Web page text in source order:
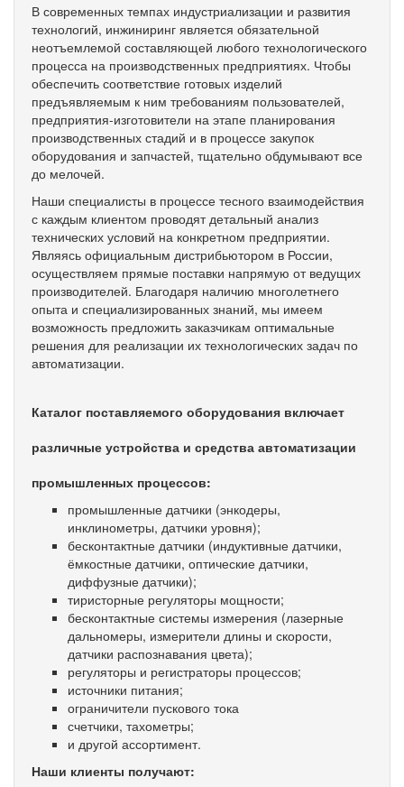
В современных темпах индустриализации и развития
технологий, инжиниринг является обязательной
неотъемлемой составляющей любого технологического
процесса на производственных предприятиях. Чтобы
обеспечить соответствие готовых изделий
предъявляемым к ним требованиям пользователей,
предприятия-изготовители на этапе планирования
производственных стадий и в процессе закупок
оборудования и запчастей, тщательно обдумывают все
до мелочей.
Наши специалисты в процессе тесного взаимодействия
с каждым клиентом проводят детальный анализ
технических условий на конкретном предприятии.
Являясь официальным дистрибьютором в России,
осуществляем прямые поставки напрямую от ведущих
производителей. Благодаря наличию многолетнего
опыта и специализированных знаний, мы имеем
возможность предложить заказчикам оптимальные
решения для реализации их технологических задач по
автоматизации.
Каталог поставляемого оборудования включает
различные устройства и средства автоматизации
промышленных процессов:
промышленные датчики (энкодеры,
инклинометры, датчики уровня);
бесконтактные датчики (индуктивные датчики,
ёмкостные датчики, оптические датчики,
диффузные датчики);
тиристорные регуляторы мощности;
бесконтактные системы измерения (лазерные
дальномеры, измерители длины и скорости,
датчики распознавания цвета);
регуляторы и регистраторы процессов;
источники питания;
ограничители пускового тока
счетчики, тахометры;
и другой ассортимент.
Наши клиенты получают: